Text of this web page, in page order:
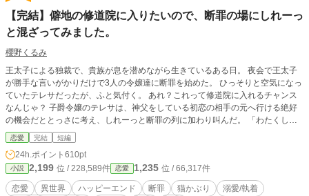
度差MAXのラブストーリー。
【完結】僻地の修道院に入りたいので、断罪の場にしれーっ
と混ざってみました。
櫻野くるみ
王太子による独裁で、貴族が息を潜めながら生きているある日。 夜会で王太子
が勝手な言いがかりだけで3人の令嬢達に断罪を始めた。 ひっそりと空気になっ
ていたテレサだったが、ふと気付く。 あれ？これって修道院に入れるチャンス
なんじゃ？ 子爵令嬢のテレサは、神父をしている初恋の相手の元へ行ける絶好
の機会だととっさに考え、しれーっと断罪の列に加わり叫んだ。 「わたくしが
代表して修道院へ参ります！」 野次馬から急に現れたテレサに、その場の全員
が思った。 この娘、誰！？ 王太子による恐怖政治の中、地味に生きてきた子爵
令嬢のテレサが、初恋の元伯爵令息に会いたい一心で断罪劇に飛び込むお話。
主人公は猫を被っているだけでお転婆です。 完結しました。 小説家になろう様
にも投稿しています。
恋愛 完結 短編
24h.ポイント 610pt
小説 2,199 位 / 228,589件 恋愛 1,235 位 / 66,317件
恋愛 異世界 ハッピーエンド 断罪 猫かぶり
溺愛/執着